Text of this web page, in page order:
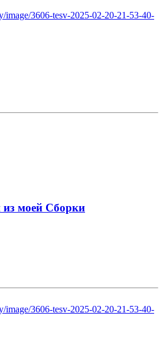
image/3606-tesv-2025-02-20-21-53-40-
моей Сборки
image/3606-tesv-2025-02-20-21-53-40-